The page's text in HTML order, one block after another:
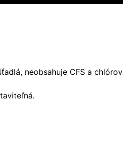
neobsahuje CFS a